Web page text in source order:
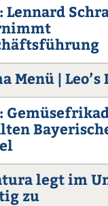
Lennard
Menü | Leo’s
legt im
zu